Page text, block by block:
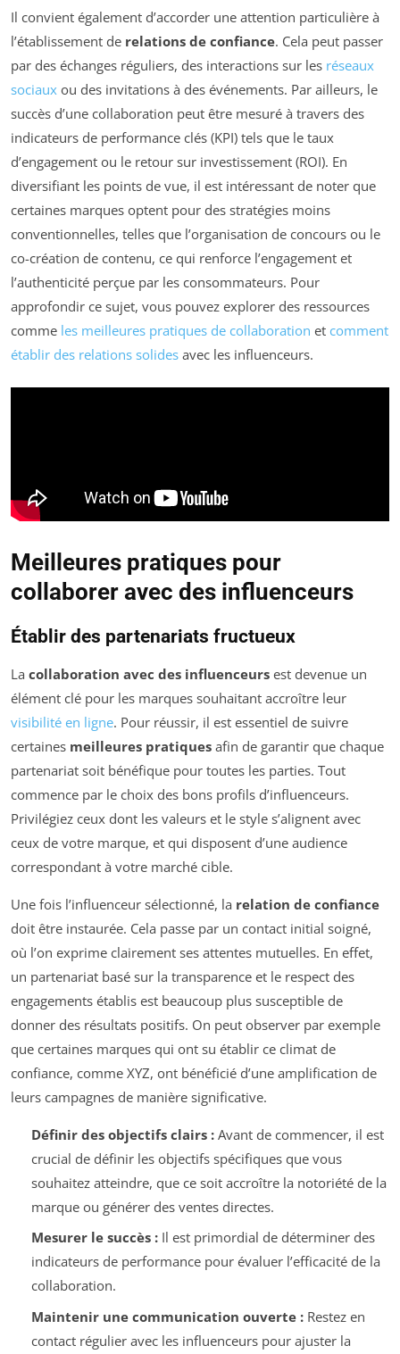
Il convient également d’accorder une attention particulière à
l’établissement de relations de confiance. Cela peut passer
par des échanges réguliers, des interactions sur les réseaux
sociaux ou des invitations à des événements. Par ailleurs, le
succès d’une collaboration peut être mesuré à travers des
indicateurs de performance clés (KPI) tels que le taux
d’engagement ou le retour sur investissement (ROI). En
diversifiant les points de vue, il est intéressant de noter que
certaines marques optent pour des stratégies moins
conventionnelles, telles que l’organisation de concours ou le
co-création de contenu, ce qui renforce l’engagement et
l’authenticité perçue par les consommateurs. Pour
approfondir ce sujet, vous pouvez explorer des ressources
comme les meilleures pratiques de collaboration et comment
établir des relations solides avec les influenceurs.
Meilleures pratiques pour
collaborer avec des influenceurs
Établir des partenariats fructueux
La collaboration avec des influenceurs est devenue un
élément clé pour les marques souhaitant accroître leur
visibilité en ligne. Pour réussir, il est essentiel de suivre
certaines meilleures pratiques afin de garantir que chaque
partenariat soit bénéfique pour toutes les parties. Tout
commence par le choix des bons profils d’influenceurs.
Privilégiez ceux dont les valeurs et le style s’alignent avec
ceux de votre marque, et qui disposent d’une audience
correspondant à votre marché cible.
Une fois l’influenceur sélectionné, la relation de confiance
doit être instaurée. Cela passe par un contact initial soigné,
où l’on exprime clairement ses attentes mutuelles. En effet,
un partenariat basé sur la transparence et le respect des
engagements établis est beaucoup plus susceptible de
donner des résultats positifs. On peut observer par exemple
que certaines marques qui ont su établir ce climat de
confiance, comme XYZ, ont bénéficié d’une amplification de
leurs campagnes de manière significative.
Définir des objectifs clairs :Avant de commencer, il est
crucial de définir les objectifs spécifiques que vous
souhaitez atteindre, que ce soit accroître la notoriété de la
marque ou générer des ventes directes.
Mesurer le succès :Il est primordial de déterminer des
indicateurs de performance pour évaluer l’efficacité de la
collaboration.
Maintenir une communication ouverte :Restez en
contact régulier avec les influenceurs pour ajuster la